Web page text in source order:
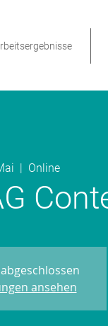
  |
Online
ansehen